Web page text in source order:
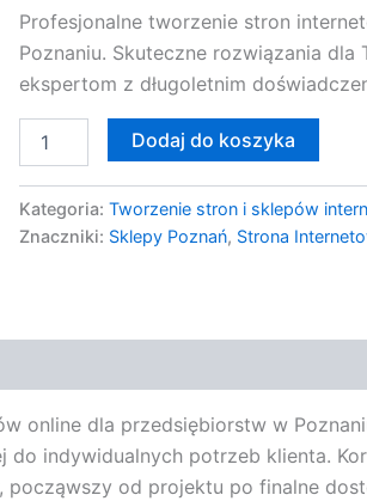
Profesjonalne tworzenie stron
Poznaniu. Skuteczne rozwiązania dla
ekspertom z długoletnim
dla
Poznania
Dodaj do koszyka
Kategoria: Tworzenie stron i sklepów
Znaczniki: Sklepy Poznań, Strona
online dla przedsiębiorstw w
indywidualnych potrzeb klienta.
od projektu po finalne